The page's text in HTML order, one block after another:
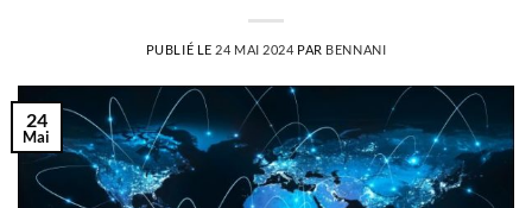
PUBLIÉ LE 24 MAI 2024 PAR BENNANI
24
Mai